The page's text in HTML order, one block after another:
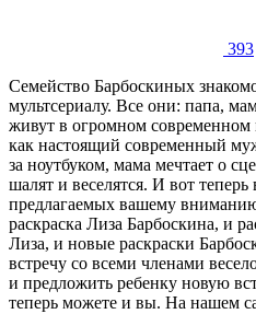
393
Семейство Барбоскиных
мультсериалу. Все они: папа,
живут в огромном современном
как настоящий современный
за ноутбуком, мама мечтает о
шалят и веселятся. И вот
предлагаемых вашему вниманию
раскраска Лиза Барбоскина, и
Лиза, и новые раскраски
встречу со всеми членами
и предложить ребенку новую
теперь можете и вы. На нашем